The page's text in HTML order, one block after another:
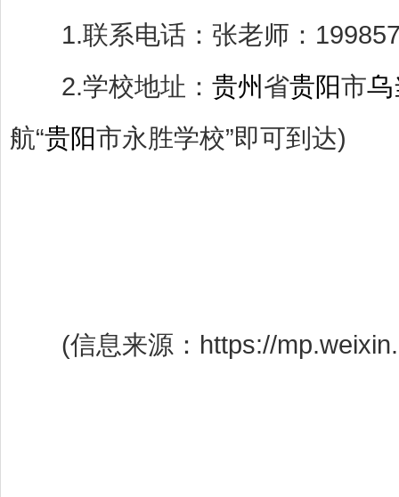
1.联系电话：张老师：
2.学校地址： 贵州 省贵阳市乌
航“贵阳市永胜学校”即可到达)
(信息来源：https://